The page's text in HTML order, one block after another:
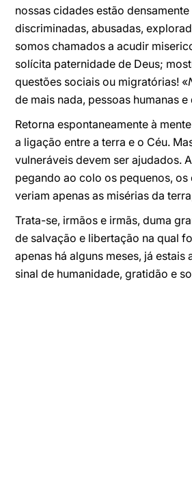
nossas cidades estão
discriminadas, abusadas,
somos chamados a acudir
solícita paternidade de Deus;
questões sociais ou migratórias! «
de mais nada, pessoas humanas
Retorna espontaneamente à
a ligação entre a terra e o Céu.
vulneráveis devem ser ajudados.
pegando ao colo os pequenos,
veriam apenas as misérias da
Trata-se, irmãos e irmãs, duma
de salvação e libertação na qual
apenas há alguns meses, já
sinal de humanidade, gratidão e